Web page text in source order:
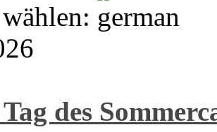
des